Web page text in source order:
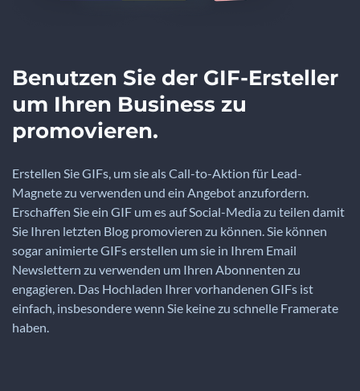
Benutzen Sie der GIF-Ersteller
um Ihren Business zu
promovieren.
Erstellen Sie GIFs, um sie als Call-to-Aktion für Lead-
Magnete zu verwenden und ein Angebot anzufordern.
Erschaffen Sie ein GIF um es auf Social-Media zu teilen damit
Sie Ihren letzten Blog promovieren zu können. Sie können
sogar animierte GIFs erstellen um sie in Ihrem Email
Newslettern zu verwenden um Ihren Abonnenten zu
engagieren. Das Hochladen Ihrer vorhandenen GIFs ist
einfach, insbesondere wenn Sie keine zu schnelle Framerate
haben.